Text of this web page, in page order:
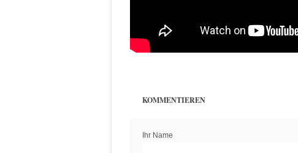
KOMMENTIEREN
Ihr Name